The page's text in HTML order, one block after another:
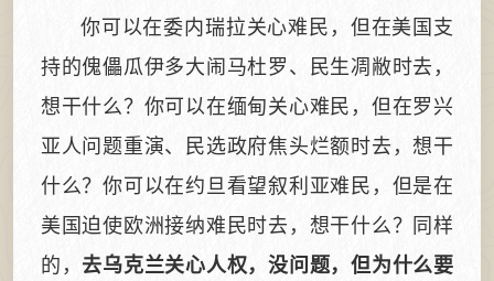
你可以在委内瑞拉关心难民，但在美国支
持的傀儡瓜伊多大闹马杜罗、民生凋敝时去，
想干什么？你可以在缅甸关心难民，但在罗兴
亚人问题重演、民选政府焦头烂额时去，想干
什么？你可以在约旦看望叙利亚难民，但是在
美国迫使欧洲接纳难民时去，想干什么？同样
的， 去乌克兰关心人权，没问题，但为什么要